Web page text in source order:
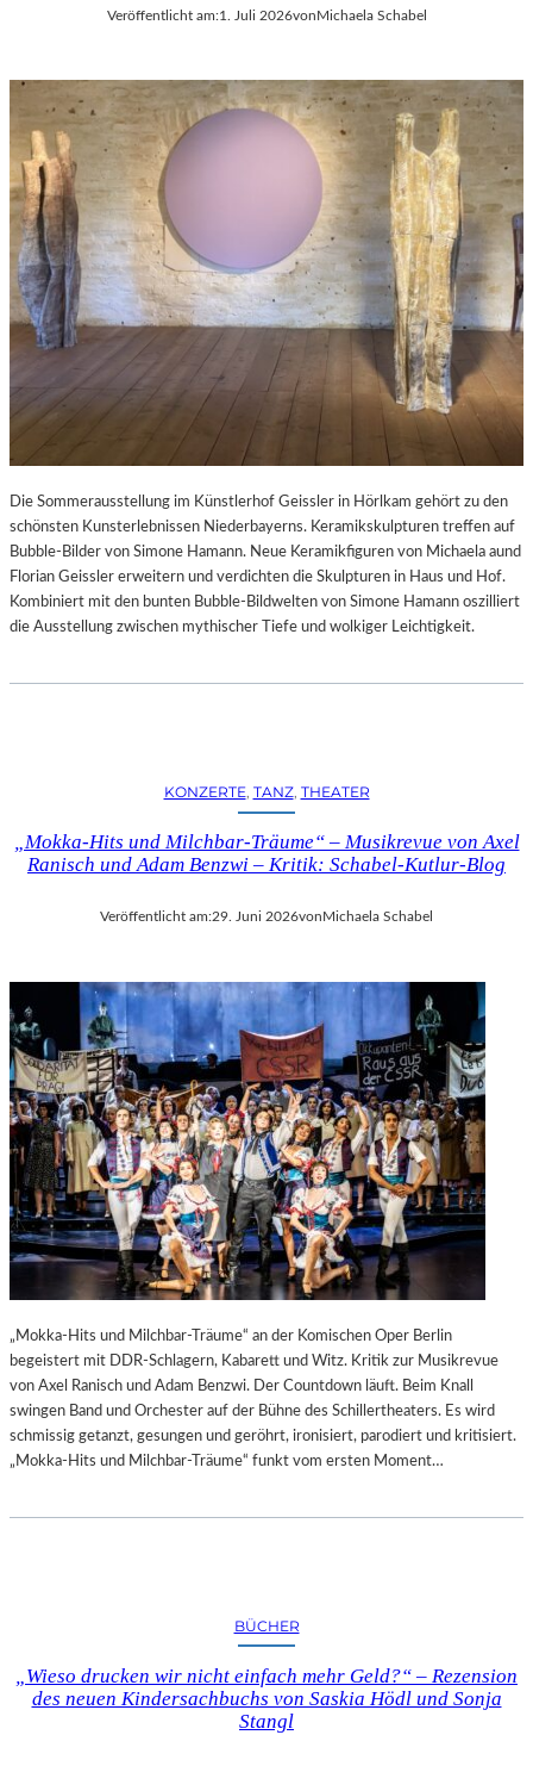
Veröffentlicht am:1. Juli 2026vonMichaela Schabel
Die Sommerausstellung im Künstlerhof Geissler in Hörlkam gehört zu den
schönsten Kunsterlebnissen Niederbayerns. Keramikskulpturen treffen auf
Bubble-Bilder von Simone Hamann. Neue Keramikfiguren von Michaela aund
Florian Geissler erweitern und verdichten die Skulpturen in Haus und Hof.
Kombiniert mit den bunten Bubble-Bildwelten von Simone Hamann oszilliert
die Ausstellung zwischen mythischer Tiefe und wolkiger Leichtigkeit.
KONZERTE, TANZ, THEATER
„Mokka-Hits und Milchbar-Träume“ – Musikrevue von Axel
Ranisch und Adam Benzwi – Kritik: Schabel-Kutlur-Blog
Veröffentlicht am:29. Juni 2026von Michaela Schabel
„Mokka-Hits und Milchbar-Träume“ an der Komischen Oper Berlin
begeistert mit DDR-Schlagern, Kabarett und Witz. Kritik zur Musikrevue
von Axel Ranisch und Adam Benzwi. Der Countdown läuft. Beim Knall
swingen Band und Orchester auf der Bühne des Schillertheaters. Es wird
schmissig getanzt, gesungen und geröhrt, ironisiert, parodiert und kritisiert.
„Mokka-Hits und Milchbar-Träume“ funkt vom ersten Moment…
BÜCHER
„Wieso drucken wir nicht einfach mehr Geld?“ – Rezension
des neuen Kindersachbuchs von Saskia Hödl und Sonja
Stangl